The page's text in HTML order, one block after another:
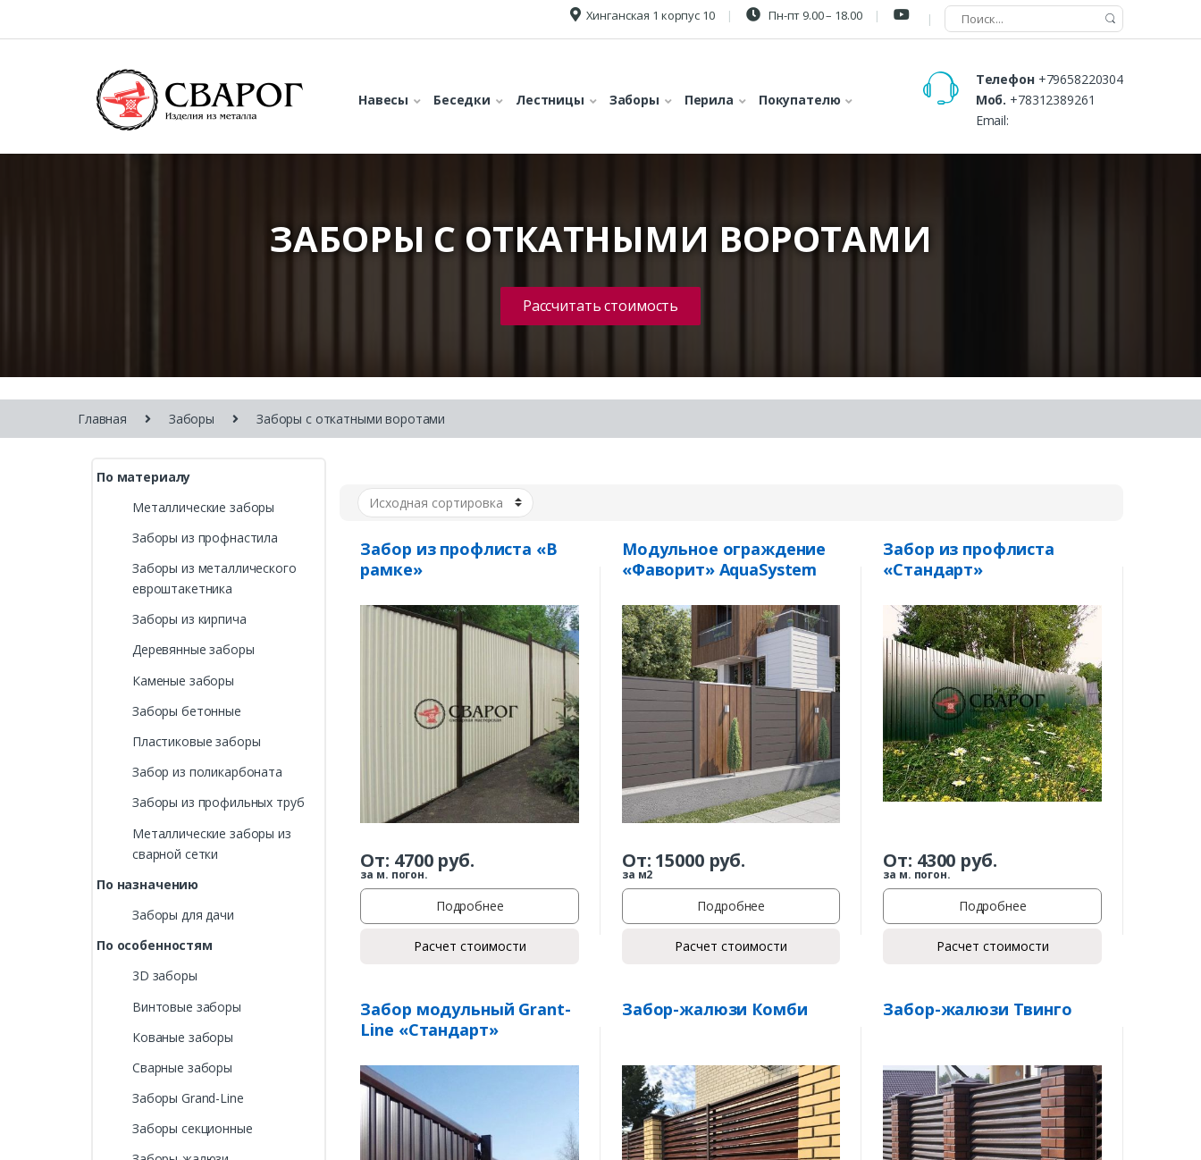
Хинганская 1 корпус 10 Пн-пт 9.00 – 18.00
Навесы Беседки Лестницы Заборы Перила Покупателю
Телефон +79658220304
Моб. +78312389261
Email:
ЗАБОРЫ С ОТКАТНЫМИ ВОРОТАМИ
Рассчитать стоимость
Главная Заборы Заборы с откатными воротами
Забор из профлиста «В
рамке»
От: 4700руб.
за м. погон.
Подробнее
Расчет стоимости
Модульное ограждение
«Фаворит» AquaSystem
От: 15000руб.
за м2
Подробнее
Расчет стоимости
Забор из профлиста
«Стандарт»
От: 4300 руб.
за м. погон.
Подробнее
Расчет стоимости
Забор модульный Grant-
Line «Стандарт»
Забор-жалюзи Комби Забор-жалюзи Твинго
По материалу
Металлические заборы
Заборы из профнастила
Заборы из металлического
евроштакетника
Заборы из кирпича
Деревянные заборы
Каменые заборы
Заборы бетонные
Пластиковые заборы
Забор из поликарбоната
Заборы из профильных труб
Металлические заборы из
сварной сетки
По назначению
Заборы для дачи
По особенностям
3D заборы
Винтовые заборы
Кованые заборы
Сварные заборы
Заборы Grand-Line
Заборы секционные